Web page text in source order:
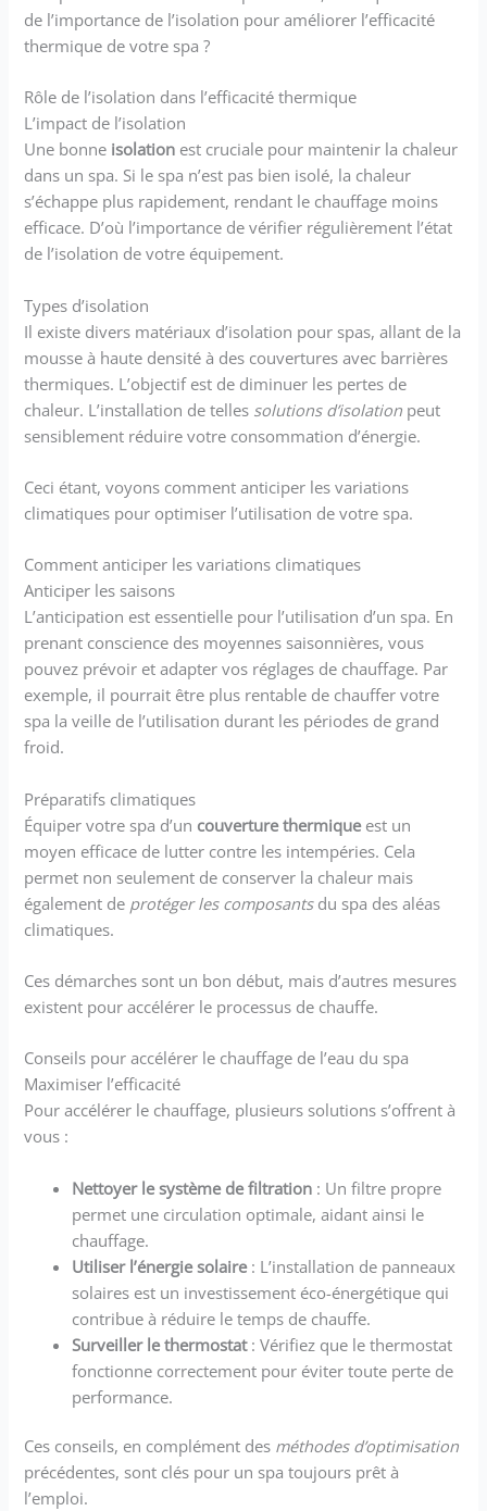
de l’importance de l’isolation pour améliorer l’efficacité
thermique de votre spa ?
Rôle de l’isolation dans l’efficacité thermique
L’impact de l’isolation
Une bonne isolation est cruciale pour maintenir la chaleur
dans un spa. Si le spa n’est pas bien isolé, la chaleur
s’échappe plus rapidement, rendant le chauffage moins
efficace. D’où l’importance de vérifier régulièrement l’état
de l’isolation de votre équipement.
Types d’isolation
Il existe divers matériaux d’isolation pour spas, allant de la
mousse à haute densité à des couvertures avec barrières
thermiques. L’objectif est de diminuer les pertes de
chaleur. L’installation de telles solutions d’isolation peut
sensiblement réduire votre consommation d’énergie.
Ceci étant, voyons comment anticiper les variations
climatiques pour optimiser l’utilisation de votre spa.
Comment anticiper les variations climatiques
Anticiper les saisons
L’anticipation est essentielle pour l’utilisation d’un spa. En
prenant conscience des moyennes saisonnières, vous
pouvez prévoir et adapter vos réglages de chauffage. Par
exemple, il pourrait être plus rentable de chauffer votre
spa la veille de l’utilisation durant les périodes de grand
froid.
Préparatifs climatiques
Équiper votre spa d’un couverture thermiqueest un
moyen efficace de lutter contre les intempéries. Cela
permet non seulement de conserver la chaleur mais
également de protéger les composantsdu spa des aléas
climatiques.
Ces démarches sont un bon début, mais d’autres mesures
existent pour accélérer le processus de chauffe.
Conseils pour accélérer le chauffage de l’eau du spa
Maximiser l’efficacité
Pour accélérer le chauffage, plusieurs solutions s’offrent à
vous :
Nettoyer le système de filtration : Un filtre propre
permet une circulation optimale, aidant ainsi le
chauffage.
Utiliser l’énergie solaire: L’installation de panneaux
solaires est un investissement éco-énergétique qui
contribue à réduire le temps de chauffe.
Surveiller le thermostat: Vérifiez que le thermostat
fonctionne correctement pour éviter toute perte de
performance.
Ces conseils, en complément des méthodes d’optimisation
précédentes, sont clés pour un spa toujours prêt à
l’emploi.